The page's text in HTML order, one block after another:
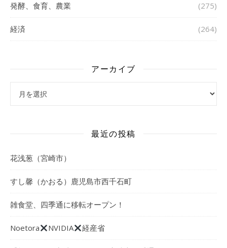
発酵、食育、農業 (275)
経済 (264)
アーカイブ
最近の投稿
花浅葱（宮崎市）
すし馨（かおる）鹿児島市西千石町
雑食堂、四季通に移転オープン！
Noetora NVIDIA 経産省